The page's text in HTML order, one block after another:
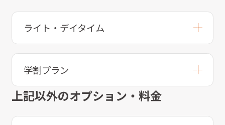
ライト・デイタイム
学割プラン
上記以外のオプション・料金